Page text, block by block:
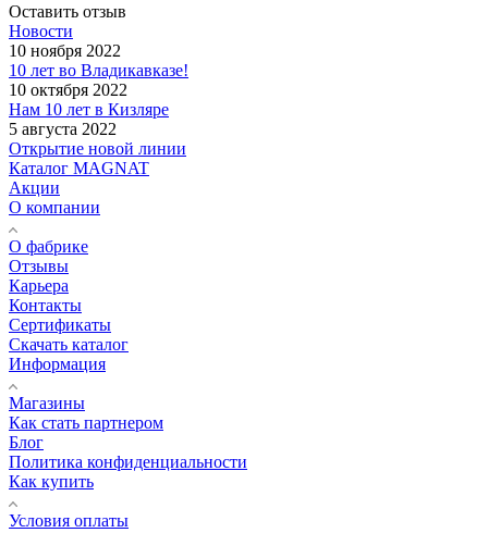
Оставить отзыв
Новости
10 ноября 2022
10 лет во Владикавказе!
10 октября 2022
Нам 10 лет в Кизляре
5 августа 2022
Открытие новой линии
Каталог MAGNAT
Акции
О компании
О фабрике
Отзывы
Карьера
Контакты
Сертификаты
Скачать каталог
Информация
Магазины
Как стать партнером
Блог
Политика конфиденциальности
Как купить
Условия оплаты